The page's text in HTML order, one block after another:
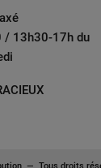
/ 13h30-17h du
— Tous droits